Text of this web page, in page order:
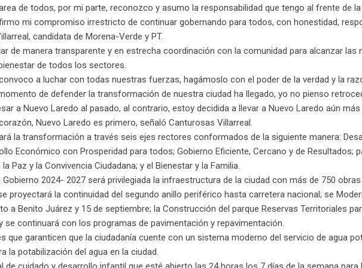
de todos, por mi parte, reconozco y asumo la responsabilidad que tengo al frente de la
mi compromiso irrestricto de continuar gobernando para todos, con honestidad,
candidata de Morena-Verde y PT.
de manera transparente y en estrecha coordinación con la comunidad para alcanzar las
de todos los sectores.
a luchar con todas nuestras fuerzas, hagámoslo con el poder de la verdad y la
de defender la transformación de nuestra ciudad ha llegado, yo no pienso
a Nuevo Laredo al pasado, al contrario, estoy decidida a llevar a Nuevo Laredo aún
Nuevo Laredo es primero, señaló Canturosas Villarreal.
la transformación a través seis ejes rectores conformados de la siguiente manera:
Económico con Prosperidad para todos; Gobierno Eficiente, Cercano y de Resultados;
Paz y la Convivencia Ciudadana; y el Bienestar y la Familia.
2024- 2027 será privilegiada la infraestructura de la ciudad con más de 750
proyectará la continuidad del segundo anillo periférico hasta carretera nacional; se
a Benito Juárez y 15 de septiembre; la Construcción del parque Reservas Territoriales
continuará con los programas de pavimentación y repavimentación.
que garanticen que la ciudadanía cuente con un sistema moderno del servicio de agua
la potabilización del agua en la ciudad.